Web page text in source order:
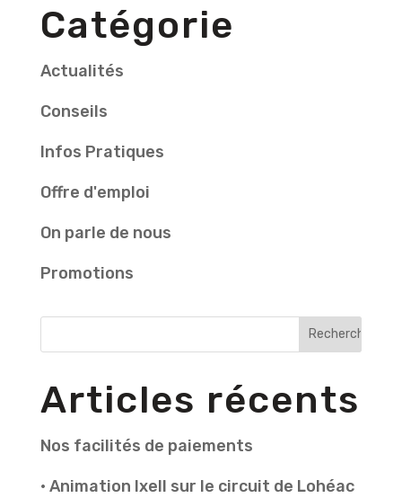
Catégorie
Actualités
Conseils
Infos Pratiques
Offre d'emploi
On parle de nous
Promotions
Articles récents
Nos facilités de paiements
• Animation Ixell sur le circuit de Lohéac